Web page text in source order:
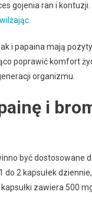
gojenia ran i
.
i papaina mają
poprawić komfort
organizmu.
i
być dostosowane
2 kapsułek
zawiera 500